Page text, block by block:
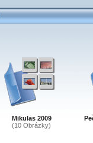
Mikulas 2009
(10 Obrázky)